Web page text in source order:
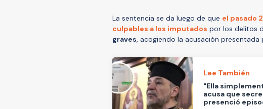
La sentencia se da luego de que el pasado
culpables a los imputados por los delitos
graves, acogiendo la acusación presentada
Lee También
"Ella
acusa que
presenció